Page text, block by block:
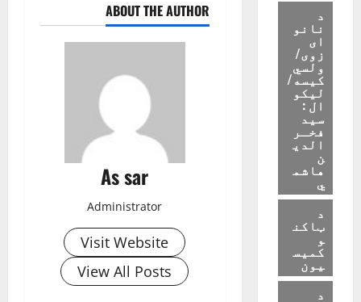
ABOUT THE AUTHOR
As sar
Administrator
Visit Website
View All Posts
د
نانو
ای
زوی/
ولسي
کیسه/
لیکو
ال :
سید
فخـر
الدی
ن
هاشم
ي
د
ټاکن
و
کمیس
یون
د